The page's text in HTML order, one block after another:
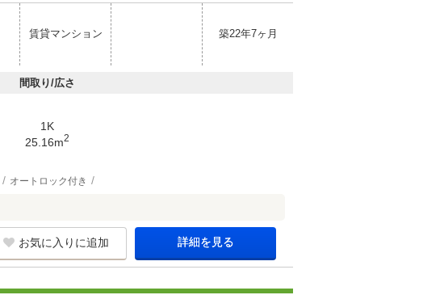
賃貸マンション 築22年7ヶ月
間取り/広さ
1K
25.16m2
オートロック付き
お気に入りに追加 詳細を見る